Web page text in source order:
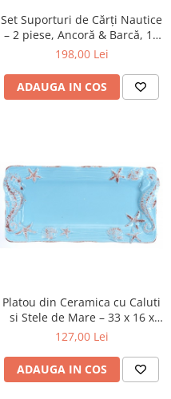
Set Suporturi de Cărți Nautice
– 2 piese, Ancoră & Barcă, 15
cm, Polirasină
198,00 Lei
ADAUGA IN COS
Platou din Ceramica cu Caluti
si Stele de Mare – 33 x 16 x
2.5 cm
127,00 Lei
ADAUGA IN COS